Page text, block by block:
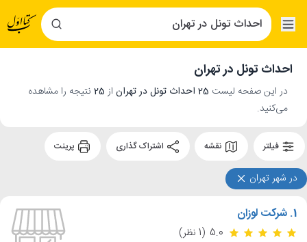
احداث تونل در تهران
در این صفحه لیست 25 احداث تونل در تهران از 25 نتیجه را مشاهده
می‌کنید.
فیلتر نقشه
در شهر تهران
1. شرکت لوزان
5.0 (1 نظر)